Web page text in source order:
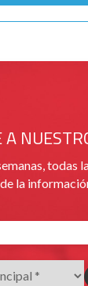
A
todas
la